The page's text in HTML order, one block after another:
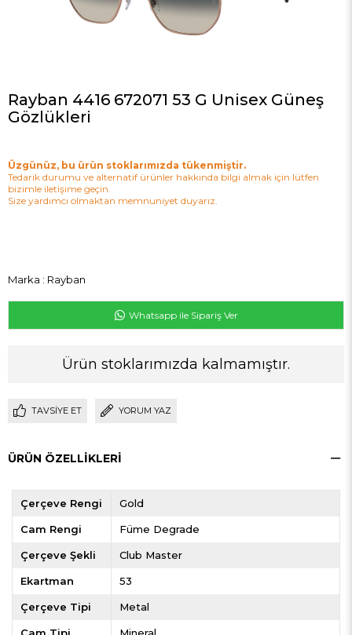
Rayban 4416 672071 53 G Unisex Güneş
Gözlükleri
Üzgünüz, bu ürün stoklarımızda tükenmiştir.
Tedarik durumu ve alternatif ürünler hakkında bilgi almak için lütfen
bizimle iletişime geçin.
Size yardımcı olmaktan memnuniyet duyarız.
Marka : Rayban
Whatsapp ile Sipariş Ver
Ürün stoklarımızda kalmamıştır.
TAVSIYE ET YORUM YAZ
ÜRÜN ÖZELLIKLERI
Çerçeve Rengi Gold
Cam Rengi Füme Degrade
Çerçeve Şekli Club Master
Ekartman 53
Çerçeve Tipi Metal
Cam Tipi Mineral